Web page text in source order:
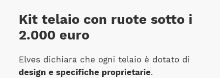
Kit telaio con ruote sotto i
2.000 euro
Elves dichiara che ogni telaio è dotato di
design e specifiche proprietarie.